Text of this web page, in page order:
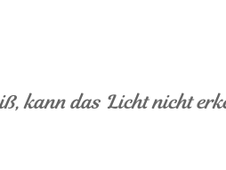
kann das Licht nicht